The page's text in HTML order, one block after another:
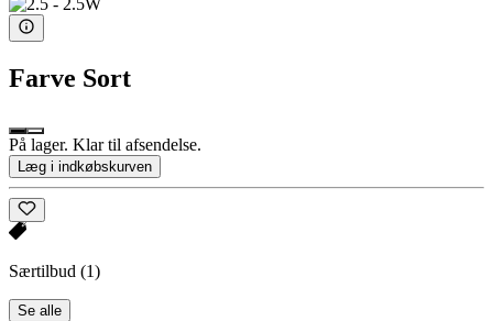
Farve Sort
På lager. Klar til afsendelse.
Læg i indkøbskurven
Særtilbud (1)
Se alle